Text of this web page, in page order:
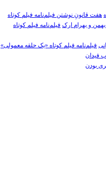
هفت قانونِ نوشتن فیلم‌نامه فیلم کوتاه
فیلم‌نامه فیلم کوتاه
فیلم‌نامه فیلم کوتاه «یک حلقه معمولی»